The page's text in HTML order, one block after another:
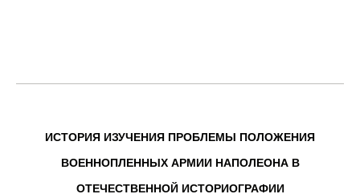
ИСТОРИЯ ИЗУЧЕНИЯ ПРОБЛЕМЫ ПОЛОЖЕНИЯ
ВОЕННОПЛЕННЫХ АРМИИ НАПОЛЕОНА В
ОТЕЧЕСТВЕННОЙ ИСТОРИОГРАФИИ